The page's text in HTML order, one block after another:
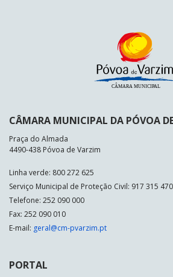
CÂMARA MUNICIPAL DA PÓVOA
Praça do Almada
4490-438 Póvoa de Varzim
Linha verde: 800 272 625
Serviço Municipal de Proteção Civil: 917 315 470
Telefone: 252 090 000
Fax: 252 090 010
E-mail: geral@cm-pvarzim.pt
PORTAL